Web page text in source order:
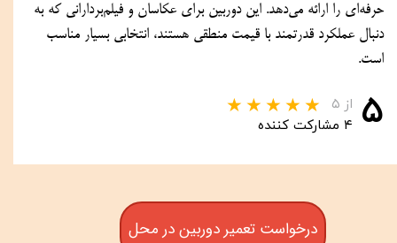
حرفه‌ای را ارائه می‌دهد. این دوربین برای عکاسان و فیلم‌بردارانی که به
دنبال عملکرد قدرتمند با قیمت منطقی هستند، انتخابی بسیار مناسب
است.
۵ از ۵
۴ مشارکت کننده
درخواست تعمیر دوربین در محل